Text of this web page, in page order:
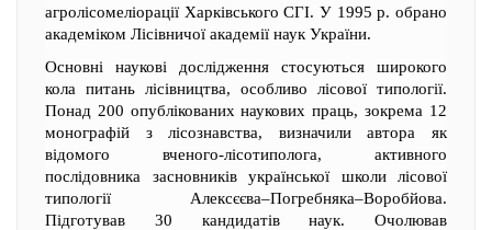
агролісомеліорації Харківського СГІ. У 1995 р. обрано
академіком Лісівничої академії наук України.
Основні наукові дослідження стосуються широкого
кола питань лісівництва, особливо лісової типології.
Понад 200 опублікованих наукових праць, зокрема 12
монографій з лісознавства, визначили автора як
відомого вченого-лісотиполога, активного
послідовника засновників української школи лісової
типології Алексєєва–Погребняка–Воробйова.
Підготував 30 кандидатів наук. Очолював